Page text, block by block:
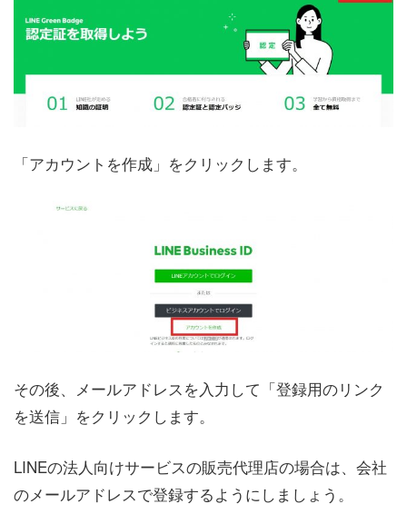
「アカウントを作成」をクリックします。
その後、メールアドレスを入力して「登録用のリンク
を送信」をクリックします。
LINEの法人向けサービスの販売代理店の場合は、会社
のメールアドレスで登録するようにしましょう。